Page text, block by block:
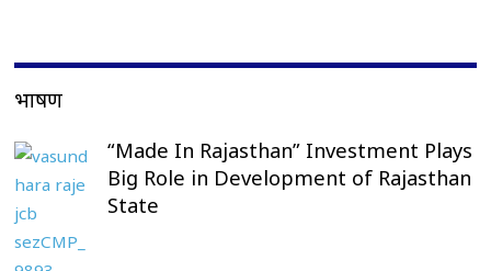
भाषण
“Made In Rajasthan” Investment Plays
Big Role in Development of Rajasthan
State